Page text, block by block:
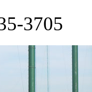
3705